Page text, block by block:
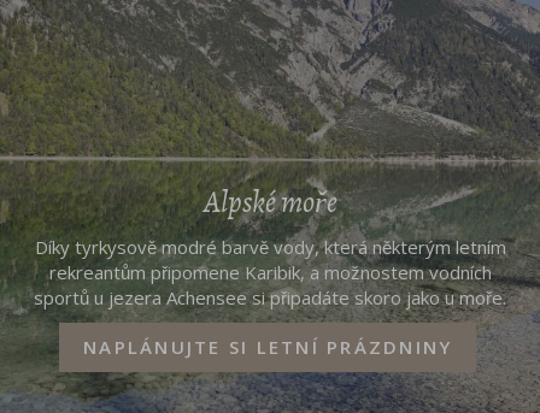
Alpské moře
Díky tyrkysově modré barvě vody, která některým letním
rekreantům připomene Karibik, a možnostem vodních
sportů u jezera Achensee si připadáte skoro jako u moře.
NAPLÁNUJTE SI LETNÍ PRÁZDNINY